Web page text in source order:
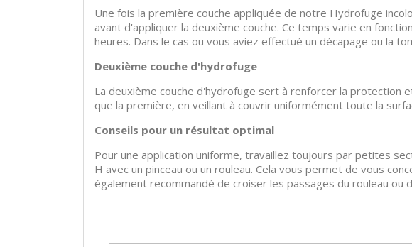
Une fois la première couche appliquée de notre Hydrofuge
avant d'appliquer la deuxième couche. Ce temps varie en
heures. Dans le cas ou vous aviez effectué un décapage ou la
Deuxième couche d'hydrofuge
La deuxième couche d'hydrofuge sert à renforcer la protection
que la première, en veillant à couvrir uniformément toute la
Conseils pour un résultat optimal
Pour une application uniforme, travaillez toujours par petites
H avec un pinceau ou un rouleau. Cela vous permet de vous
également recommandé de croiser les passages du rouleau ou